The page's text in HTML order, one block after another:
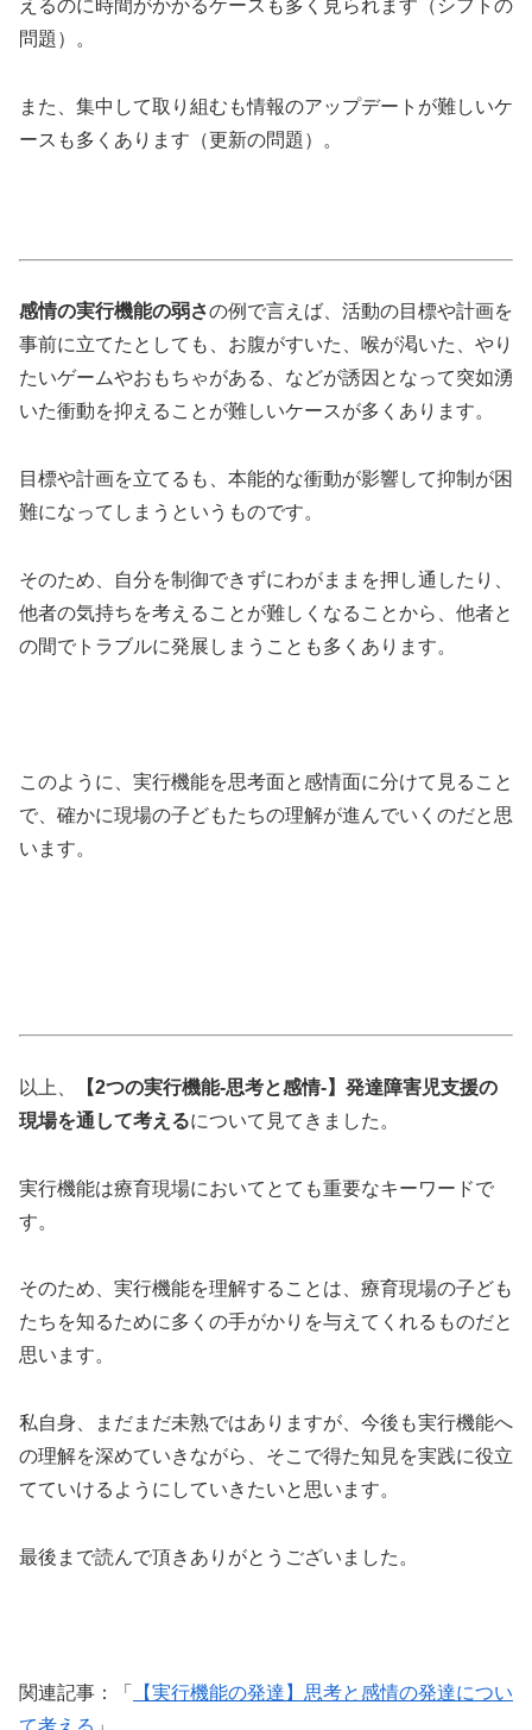
えるのに時間がかかるケースも多く見られます（シフトの
問題）。
また、集中して取り組むも情報のアップデートが難しいケ
ースも多くあります（更新の問題）。
感情の実行機能の弱さの例で言えば、活動の目標や計画を
事前に立てたとしても、お腹がすいた、喉が渇いた、やり
たいゲームやおもちゃがある、などが誘因となって突如湧
いた衝動を抑えることが難しいケースが多くあります。
目標や計画を立てるも、本能的な衝動が影響して抑制が困
難になってしまうというものです。
そのため、自分を制御できずにわがままを押し通したり、
他者の気持ちを考えることが難しくなることから、他者と
の間でトラブルに発展しまうことも多くあります。
このように、実行機能を思考面と感情面に分けて見ること
で、確かに現場の子どもたちの理解が進んでいくのだと思
います。
以上、
【2つの実行機能‐思考と感情‐】発達障害児支援の
現場を通して考えるについて見てきました。
実行機能は療育現場においてとても重要なキーワードで
す。
そのため、実行機能を理解することは、療育現場の子ども
たちを知るために多くの手がかりを与えてくれるものだと
思います。
私自身、まだまだ未熟ではありますが、今後も実行機能へ
の理解を深めていきながら、そこで得た知見を実践に役立
てていけるようにしていきたいと思います。
最後まで読んで頂きありがとうございました。
関連記事：「
【実行機能の発達】思考と感情の発達につい
て考える 」